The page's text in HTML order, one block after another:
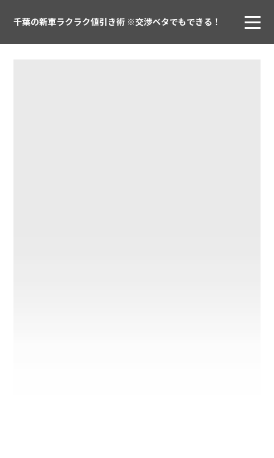
千葉の新車ラクラク値引き術 ※交渉ベタでもできる！